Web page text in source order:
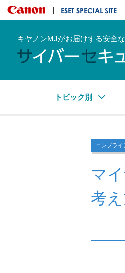
キヤノンマーケティ
キヤノンMJがお届けする安全
トピック別
コンプラ
マ
考